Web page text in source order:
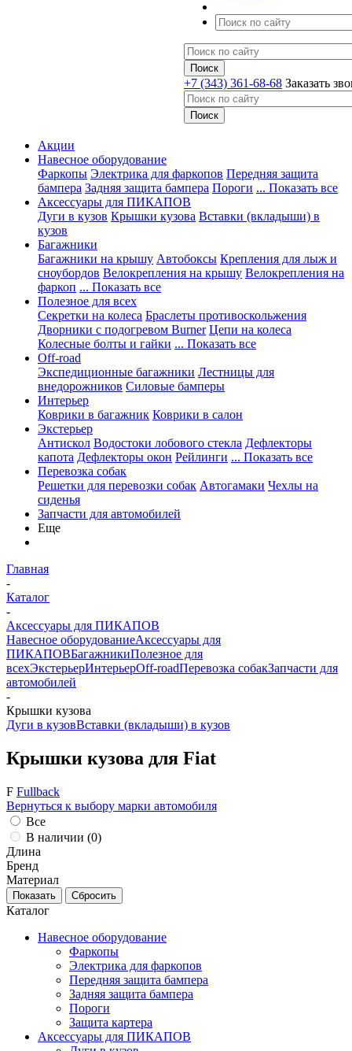
+7 (343) 361-68-68 Заказать
Акции
Навесное оборудование
Фаркопы Электрика для фаркопов Передняя защита
бампера Задняя защита бампера Пороги ... Показать все
Аксессуары для ПИКАПОВ
Дуги в кузов Крышки кузова Вставки (вкладыши) в
кузов
Багажники
Багажники на крышу Автобоксы Крепления для лыж и
сноубордов Велокрепления на крышу Велокрепления на
фаркоп ... Показать все
Полезное для всех
Секретки на колеса Браслеты противоскольжения
Дворники с подогревом Burner Цепи на колеса
Колесные болты и гайки ... Показать все
Off-road
Экспедиционные багажники Лестницы для
внедорожников Силовые бамперы
Интерьер
Коврики в багажник Коврики в салон
Экстерьер
Антискол Водостоки лобового стекла Дефлекторы
капота Дефлекторы окон Рейлинги ... Показать все
Перевозка собак
Решетки для перевозки собак Автогамаки Чехлы на
сиденья
Запчасти для автомобилей
Еще
Главная
-
Каталог
-
Аксессуары для ПИКАПОВ
Навесное оборудованиеАксессуары для
ПИКАПОВБагажникиПолезное для
всехЭкстерьерИнтерьерOff-roadПеревозка собакЗапчасти для
автомобилей
-
Крышки кузова
Дуги в кузовВставки (вкладыши) в кузов
Крышки кузова для Fiat
F Fullback
Вернуться к выбору марки автомобиля
Все
В наличии (0)
Длина
Бренд
Материал
Каталог
Навесное оборудование
Фаркопы
Электрика для фаркопов
Передняя защита бампера
Задняя защита бампера
Пороги
Защита картера
Аксессуары для ПИКАПОВ